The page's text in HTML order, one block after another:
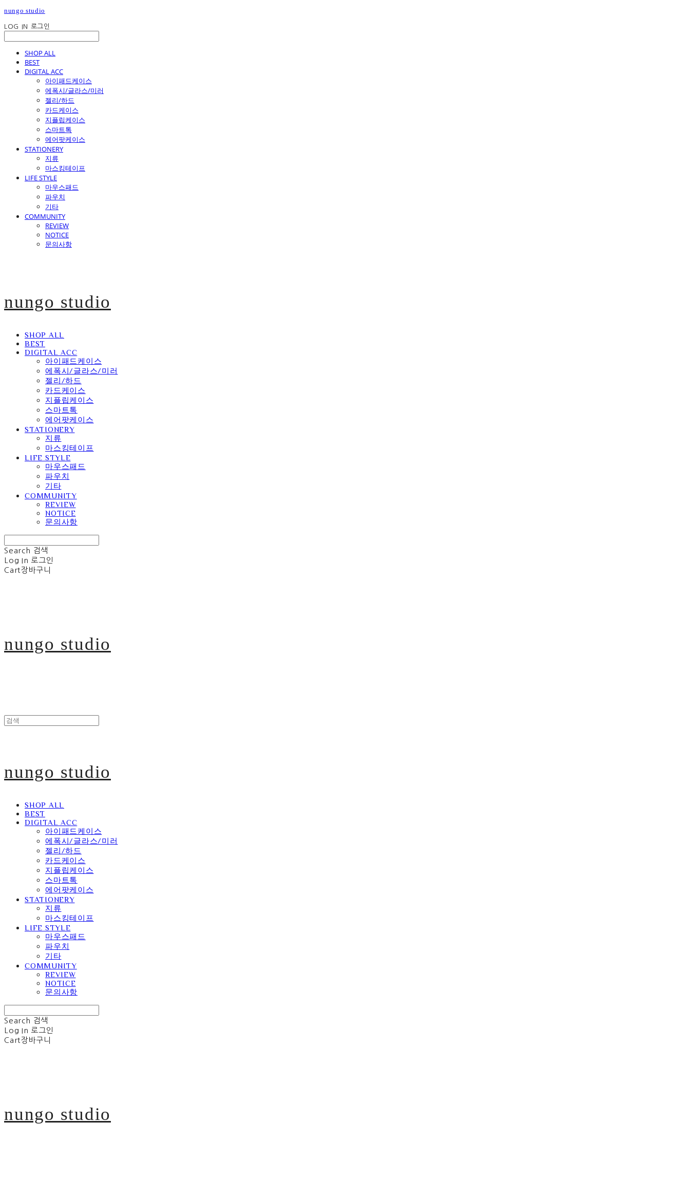
nungo studio
LOG IN 로그인
SHOP ALL
BEST
DIGITAL ACC
아이패드케이스
에폭시/글라스/미러
젤리/하드
카드케이스
지플립케이스
스마트톡
에어팟케이스
STATIONERY
지류
마스킹테이프
LIFE STYLE
마우스패드
파우치
기타
COMMUNITY
REVIEW
NOTICE
문의사항
nungo studio
SHOP ALL
BEST
DIGITAL ACC
아이패드케이스
에폭시/글라스/미러
젤리/하드
카드케이스
지플립케이스
스마트톡
에어팟케이스
STATIONERY
지류
마스킹테이프
LIFE STYLE
마우스패드
파우치
기타
COMMUNITY
REVIEW
NOTICE
문의사항
Search 검색
Log In 로그인
Cart장바구니
nungo studio
nungo studio
SHOP ALL
BEST
DIGITAL ACC
아이패드케이스
에폭시/글라스/미러
젤리/하드
카드케이스
지플립케이스
스마트톡
에어팟케이스
STATIONERY
지류
마스킹테이프
LIFE STYLE
마우스패드
파우치
기타
COMMUNITY
REVIEW
NOTICE
문의사항
Search 검색
Log In 로그인
Cart장바구니
nungo studio